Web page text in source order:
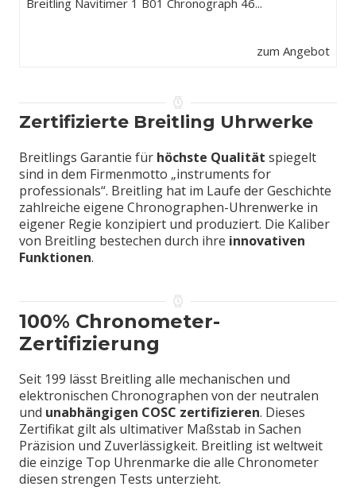
zum Angebot
Zertifizierte Breitling Uhrwerke
Breitlings Garantie für höchste Qualität spiegelt
sind in dem Firmenmotto „instruments for
professionals“. Breitling hat im Laufe der Geschichte
zahlreiche eigene Chronographen-Uhrenwerke in
eigener Regie konzipiert und produziert. Die Kaliber
von Breitling bestechen durch ihre innovativen
Funktionen.
100% Chronometer-
Zertifizierung
Seit 199 lässt Breitling alle mechanischen und
elektronischen Chronographen von der neutralen
und unabhängigen COSC zertifizieren. Dieses
Zertifikat gilt als ultimativer Maßstab in Sachen
Präzision und Zuverlässigkeit. Breitling ist weltweit
die einzige Top Uhrenmarke die alle Chronometer
diesen strengen Tests unterzieht.